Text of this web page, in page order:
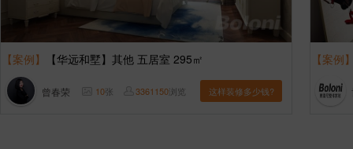
【案例】 【华远和墅】其他 五居室 295㎡
曾春荣 10张 3361150浏览 这样装修多少钱?
【案例